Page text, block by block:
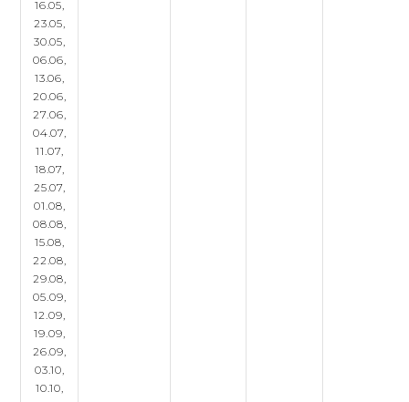
16.05,
23.05,
30.05,
06.06,
13.06,
20.06,
27.06,
04.07,
11.07,
18.07,
25.07,
01.08,
08.08,
15.08,
22.08,
29.08,
05.09,
12.09,
19.09,
26.09,
03.10,
10.10,